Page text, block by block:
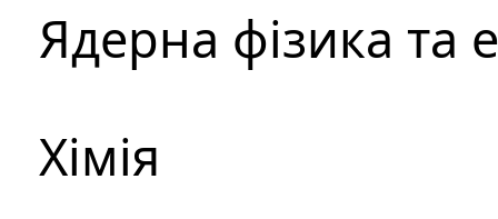
Ядерна фізика та
Хімія